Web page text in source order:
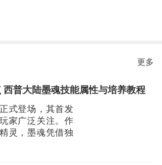
眼查看笔记和提醒
，获悉更多新鲜好文
档附件通通保存到云端，工作资料触手
数字化纸质文件、备份工作资料
更多
普大陆墨魂技能属性与培养教程
式登场，其首发
家广泛关注。作
灵，墨魂凭借独
斗机制迅速成为